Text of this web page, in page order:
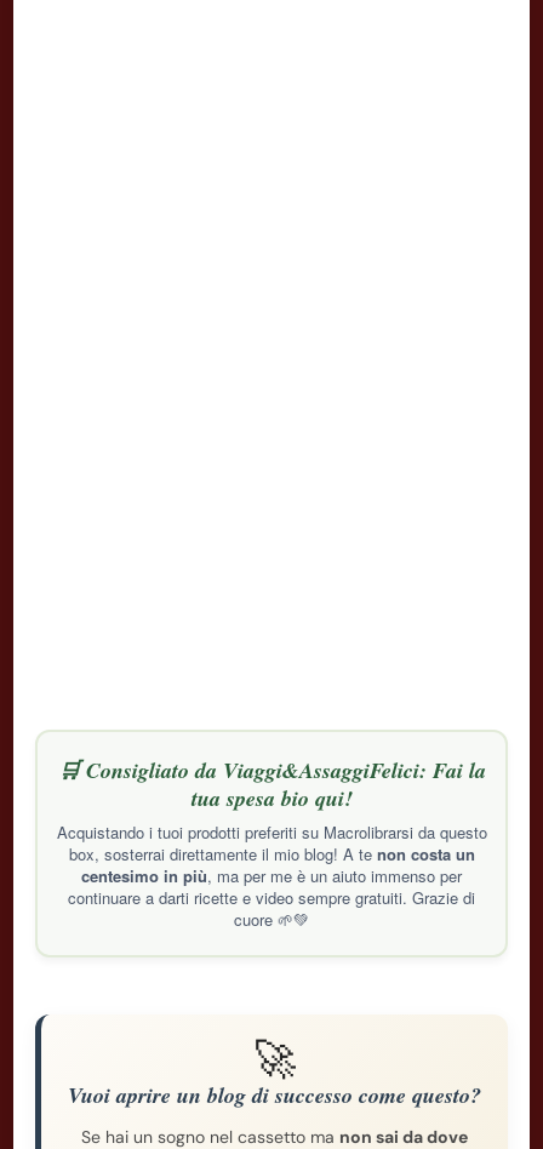
🛒 Consigliato da Viaggi&AssaggiFelici: Fai la
tua spesa bio qui!
Acquistando i tuoi prodotti preferiti su Macrolibrarsi da questo
box, sosterrai direttamente il mio blog! A te non costa un
centesimo in più, ma per me è un aiuto immenso per
continuare a darti ricette e video sempre gratuiti. Grazie di
cuore 🌱💚
🚀
Vuoi aprire un blog di successo come questo?
Se hai un sogno nel cassetto ma non sai da dove